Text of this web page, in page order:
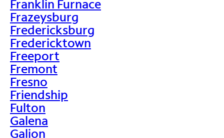
Franklin Furnace
Frazeysburg
Fredericksburg
Fredericktown
Freeport
Fremont
Fresno
Friendship
Fulton
Galena
Galion